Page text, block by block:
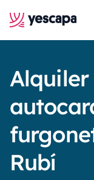
Alquiler
Rubí